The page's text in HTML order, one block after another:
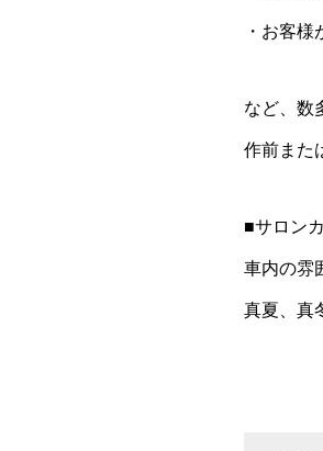
・お客様
など、数
作前また
■サロン
車内の雰
真夏、真